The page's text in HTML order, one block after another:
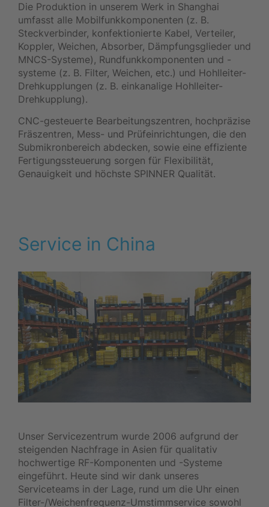
Die Produktion in unserem Werk in Shanghai
umfasst alle Mobilfunkkomponenten (z. B.
Steckverbinder, konfektionierte Kabel, Verteiler,
Koppler, Weichen, Absorber, Dämpfungsglieder und
MNCS-Systeme), Rundfunkkomponenten und -
systeme (z. B. Filter, Weichen, etc.) und Hohlleiter-
Drehkupplungen (z. B. einkanalige Hohlleiter-
Drehkupplung).
CNC-gesteuerte Bearbeitungszentren, hochpräzise
Fräszentren, Mess- und Prüfeinrichtungen, die den
Submikronbereich abdecken, sowie eine effiziente
Fertigungssteuerung sorgen für Flexibilität,
Genauigkeit und höchste SPINNER Qualität.
Service in China
Unser Servicezentrum wurde 2006 aufgrund der
steigenden Nachfrage in Asien für qualitativ
hochwertige RF-Komponenten und -Systeme
eingeführt. Heute sind wir dank unseres
Serviceteams in der Lage, rund um die Uhr einen
Filter-/Weichenfrequenz-Umstimmservice sowohl